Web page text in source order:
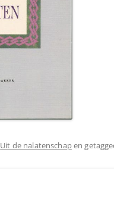
Uit de nalatenschapen